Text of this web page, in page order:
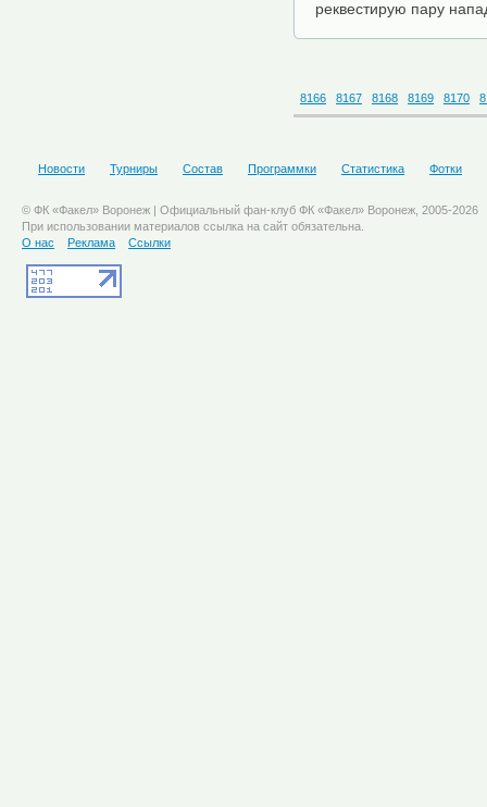
реквестирую пару
8166 8167 8168 8169 8170
Новости Турниры Состав Программки Статистика Фотки
© ФК «Факел» Воронеж | Официальный фан-клуб ФК «Факел» Воронеж, 2005-2026
При использовании материалов ссылка на сайт обязательна.
О нас
Реклама Ссылки